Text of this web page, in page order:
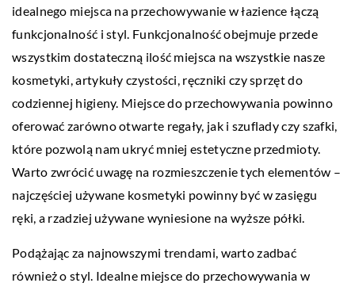
idealnego miejsca na przechowywanie w łazience łączą
funkcjonalność i styl. Funkcjonalność obejmuje przede
wszystkim dostateczną ilość miejsca na wszystkie nasze
kosmetyki, artykuły czystości, ręczniki czy sprzęt do
codziennej higieny. Miejsce do przechowywania powinno
oferować zarówno otwarte regały, jak i szuflady czy szafki,
które pozwolą nam ukryć mniej estetyczne przedmioty.
Warto zwrócić uwagę na rozmieszczenie tych elementów –
najczęściej używane kosmetyki powinny być w zasięgu
ręki, a rzadziej używane wyniesione na wyższe półki.
Podążając za najnowszymi trendami, warto zadbać
również o styl. Idealne miejsce do przechowywania w